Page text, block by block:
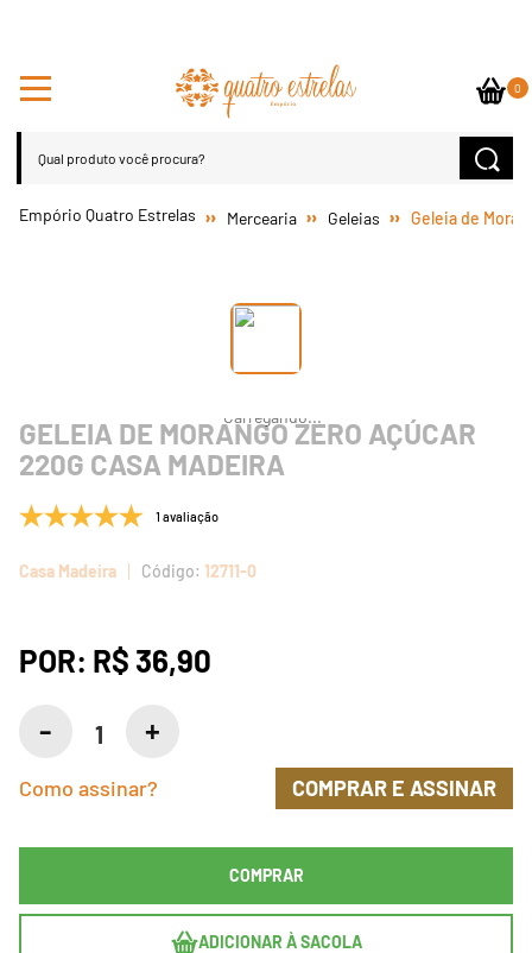
0
Mercearia Geleias Geleia de
GELEIA DE MORANGO ZERO AÇÚCAR
220G CASA MADEIRA
1 avaliação
Casa Madeira 12711-0
POR: R$ 36,90
COMPRAR
ADICIONAR À SACOLA
Como assinar? COMPRAR E ASSINAR